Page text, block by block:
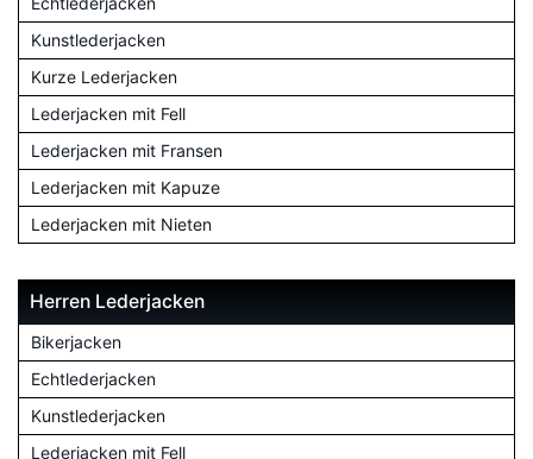
Kunstlederjacken
Kurze Lederjacken
Lederjacken mit Fell
Lederjacken mit Fransen
Lederjacken mit Kapuze
Lederjacken mit Nieten
Herren Lederjacken
Bikerjacken
Echtlederjacken
Kunstlederjacken
Lederjacken mit Fell